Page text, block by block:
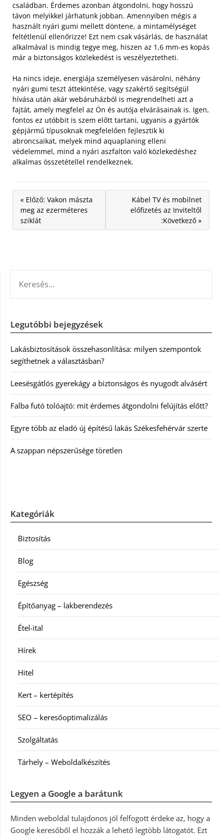
családban. Érdemes azonban átgondolni, hogy hosszú
távon melyikkel járhatunk jobban. Amennyiben mégis a
használt nyári gumi mellett döntene, a mintamélységet
feltétlenül ellenőrizze! Ezt nem csak vásárlás, de használat
alkalmával is mindig tegye meg, hiszen az 1,6 mm-es kopás
már a biztonságos közlekedést is veszélyeztetheti.
Ha nincs ideje, energiája személyesen vásárolni, néhány
nyári gumi teszt áttekintése, vagy szakértő segítségül
hívása után akár webáruházból is megrendelheti azt a
fajtát, amely megfelel az Ön és autója elvárásainak is. Igen,
fontos ez utóbbit is szem előtt tartani, ugyanis a gyártók
gépjármű típusoknak megfelelően fejlesztik ki
abroncsaikat, melyek mind aquaplaning elleni
védelemmel, mind a nyári aszfalton való közlekedéshez
alkalmas összetétellel rendelkeznek.
« Előző: Vakon mászta
meg az ezerméteres
sziklát
Kábel TV és mobilnet
előfizetés az Inviteltől
:Következő »
Legutóbbi bejegyzések
Lakásbiztosítások összehasonlítása: milyen szempontok
segíthetnek a választásban?
Leesésgátlós gyerekágy a biztonságos és nyugodt alvásért
Falba futó tolóajtó: mit érdemes átgondolni felújítás előtt?
Egyre több az eladó új építésű lakás Székesfehérvár szerte
A szappan népszerűsége töretlen
Kategóriák
Biztosítás
Blog
Egészség
Építőanyag – lakberendezés
Étel-ital
Hírek
Hitel
Kert – kertépítés
SEO – keresőoptimalizálás
Szolgáltatás
Tárhely – Weboldalkészítés
Legyen a Google a barátunk
Minden weboldal tulajdonos jól felfogott érdeke az, hogy a
Google keresőből el hozzák a lehető legtöbb látogatót. Ezt